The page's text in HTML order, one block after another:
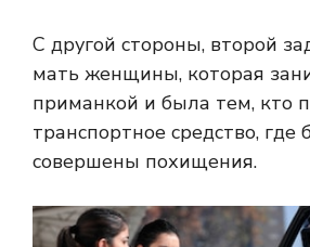
С другой стороны, второй
мать женщины, которая
приманкой и была тем, кто
транспортное средство, где
совершены похищения.